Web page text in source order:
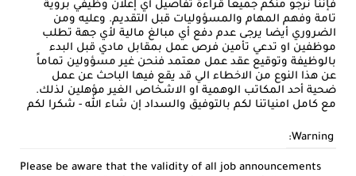
فإننا نرجو منكم جميعا قراءة تفاصيل أي إعلان وظيفي بروية
تامة وفهم المهام والمسؤوليات قبل التقديم. وعليه ومن
الضروري أيضا يرجى عدم دفع أي مبالغ مالية لأي جهة تطلب
موظفين او تدعي تأمين فرص عمل بمقابل مادي قبل البدء
بالوظيفة وتوقيع عقد عمل معتمد فنحن غير مسؤولين تماماً
عن هذا النوع من الاخطاء الي قد يقع فيها الباحث عن عمل
ضحية أحد المكاتب الوهمية او الاشخاص الغير مؤهلين لذلك.
مع كامل امنياتنا لكم بالتوفيق والسداد إن شاء الله - شكرا لكم
Warning:
Please be aware that the validity of all job announcements